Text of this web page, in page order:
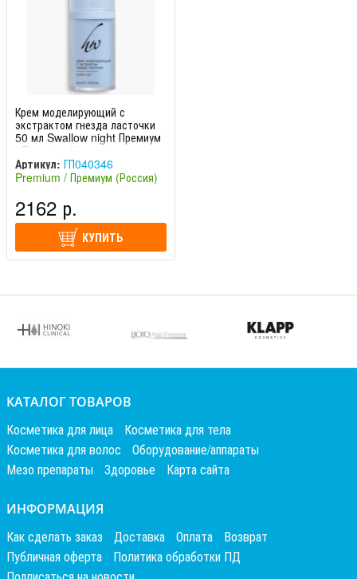
Крем моделирующий с
экстрактом гнезда ласточки
50 мл Swallow night Премиум
/ Premium Homewor
Артикул: ГП040346
Premium / Премиум (Россия)
2162 р.
КУПИТЬ
КАТАЛОГ ТОВАРОВ
Косметика для лица
Косметика для тела
Косметика для волос
Оборудование/аппараты
Мезо препараты
Здоровье Карта сайта
ИНФОРМАЦИЯ
Как сделать заказ Доставка Оплата
Возврат
Публичная оферта
Политика обработки ПД